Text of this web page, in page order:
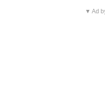
▼ Ad